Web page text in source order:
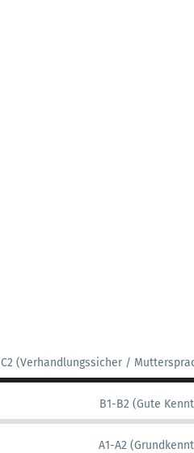
C2 (Verhandlungssicher /
B1-B2 (Gute
A1-A2